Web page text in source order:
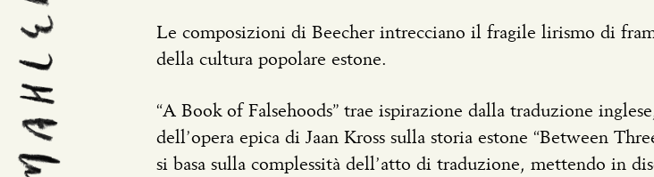
Le composizioni di Beecher intrecciano il fragile lirismo di
della cultura popolare estone.
“A Book of Falsehoods” trae ispirazione dalla traduzione
dell’opera epica di Jaan Kross sulla storia estone “Between
si basa sulla complessità dell’atto di traduzione, mettendo in